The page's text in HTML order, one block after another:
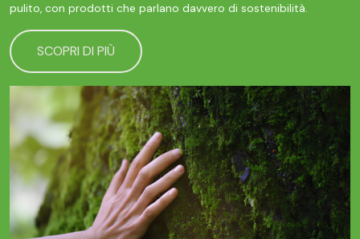
pulito, con prodotti che parlano davvero di sostenibilità.
SCOPRI DI PIÙ